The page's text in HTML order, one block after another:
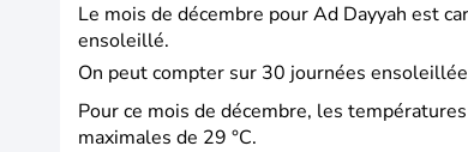
Le mois de décembre pour Ad Dayyah est
ensoleillé.
On peut compter sur 30 journées
Pour ce mois de décembre, les
maximales de 29 °C.